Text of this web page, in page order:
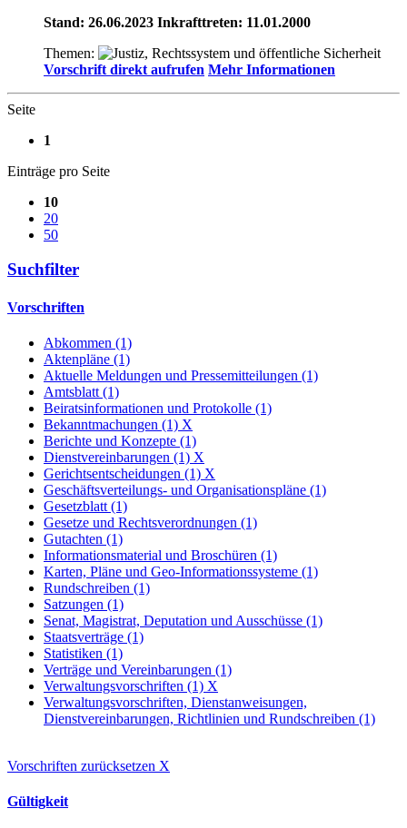
Stand: 26.06.2023 Inkrafttreten: 11.01.2000
Themen:
Vorschrift direkt aufrufen Mehr Informationen
Seite
1
Einträge pro Seite
10
20
50
Suchfilter
Vorschriften
Abkommen (1)
Aktenpläne (1)
Aktuelle Meldungen und Pressemitteilungen (1)
Amtsblatt (1)
Beiratsinformationen und Protokolle (1)
Bekanntmachungen (1) X
Berichte und Konzepte (1)
Dienstvereinbarungen (1) X
Gerichtsentscheidungen (1) X
Geschäftsverteilungs- und Organisationspläne (1)
Gesetzblatt (1)
Gesetze und Rechtsverordnungen (1)
Gutachten (1)
Informationsmaterial und Broschüren (1)
Karten, Pläne und Geo-Informationssysteme (1)
Rundschreiben (1)
Satzungen (1)
Senat, Magistrat, Deputation und Ausschüsse (1)
Staatsverträge (1)
Statistiken (1)
Verträge und Vereinbarungen (1)
Verwaltungsvorschriften (1) X
Verwaltungsvorschriften, Dienstanweisungen,
Dienstvereinbarungen, Richtlinien und Rundschreiben (1)
Vorschriften zurücksetzen X
Gültigkeit